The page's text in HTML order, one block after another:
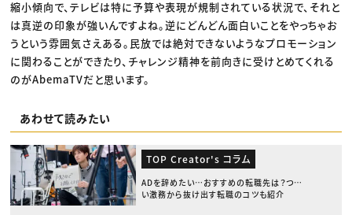
縮小傾向で、テレビは特に予算や表現が規制されている状況で、それと
は真逆の印象が強いんですよね。逆にどんどん面白いことをやっちゃお
うという雰囲気さえある。民放では絶対できないようなプロモーション
に関わることができたり、チャレンジ精神を前向きに受けとめてくれる
のがAbemaTVだと思います。
あわせて読みたい
TOP Creator's コラム
ADを辞めたい…おすすめの転職先は？つら
い激務から抜け出す転職のコツも紹介